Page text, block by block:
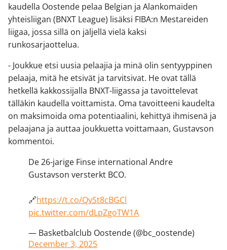
kaudella Oostende pelaa Belgian ja Alankomaiden
yhteisliigan (BNXT League) lisäksi FIBA:n Mestareiden
liigaa, jossa sillä on jäljellä vielä kaksi
runkosarjaottelua.
- Joukkue etsi uusia pelaajia ja minä olin sentyyppinen
pelaaja, mitä he etsivät ja tarvitsivat. He ovat tällä
hetkellä kakkossijalla BNXT-liigassa ja tavoittelevat
tälläkin kaudella voittamista. Oma tavoitteeni kaudelta
on maksimoida oma potentiaalini, kehittyä ihmisenä ja
pelaajana ja auttaa joukkuetta voittamaan, Gustavson
kommentoi.
De 26-jarige Finse international Andre
Gustavson versterkt BCO.
🔗https://t.co/QvSt8cBGCl
pic.twitter.com/dLpZgoTW1A
— Basketbalclub Oostende (@bc_oostende)
December 3, 2025